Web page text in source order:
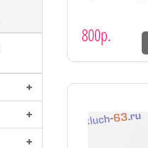
800р.